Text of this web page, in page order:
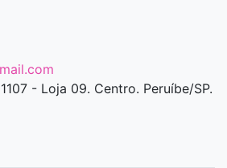
- Loja 09. Centro. Peruíbe/SP.